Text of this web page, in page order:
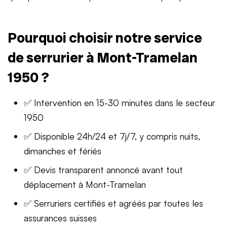
Pourquoi choisir notre service
de serrurier à Mont-Tramelan
1950 ?
✅ Intervention en 15-30 minutes dans le secteur
1950
✅ Disponible 24h/24 et 7j/7, y compris nuits,
dimanches et fériés
✅ Devis transparent annoncé avant tout
déplacement à Mont-Tramelan
✅ Serruriers certifiés et agréés par toutes les
assurances suisses